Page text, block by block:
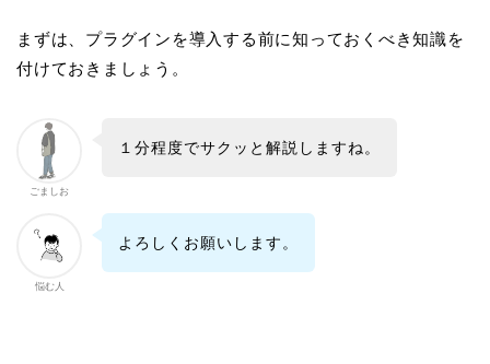
まずは、プラグインを導入する前に知っておくべき知識を
付けておきましょう。
ごましお
１分程度でサクッと解説しますね。
悩む人
よろしくお願いします。